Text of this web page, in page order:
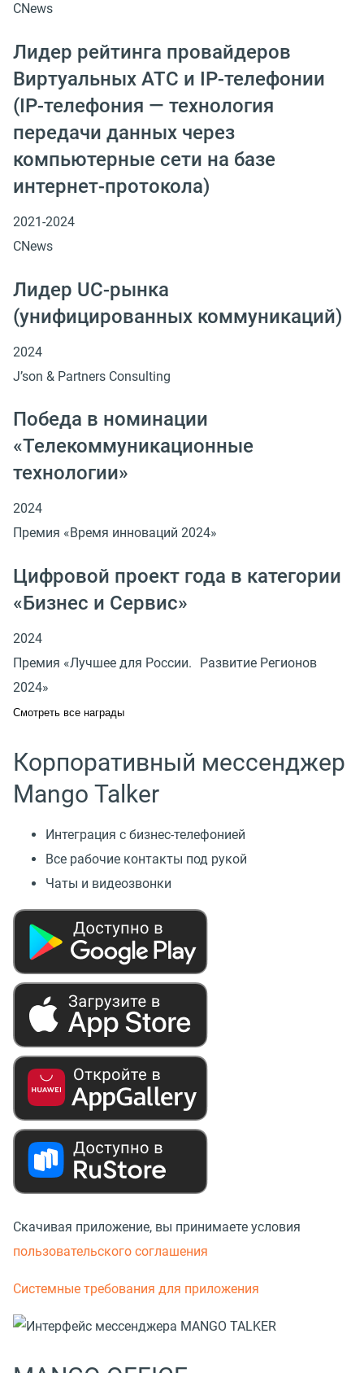
CNews
Лидер рейтинга провайдеров
Виртуальных АТС и IP-телефонии
(IP-телефония — технология
передачи данных через
компьютерные сети на базе
интернет-протокола)
2021-2024
CNews
Лидер UC-рынка
(унифицированных коммуникаций)
2024
J’son & Partners Consulting
Победа в номинации
«Телекоммуникационные
технологии»
2024
Премия «Время инноваций 2024»
Цифровой проект года в категории
«Бизнес и Сервис»
2024
Премия «Лучшее для России. Развитие Регионов
2024»
Смотреть все награды
Корпоративный мессенджер
Mango Talker
Интеграция с бизнес-телефонией
Все рабочие контакты под рукой
Чаты и видеозвонки
Скачивая приложение, вы принимаете условия
пользовательского соглашения
Системные требования для приложения